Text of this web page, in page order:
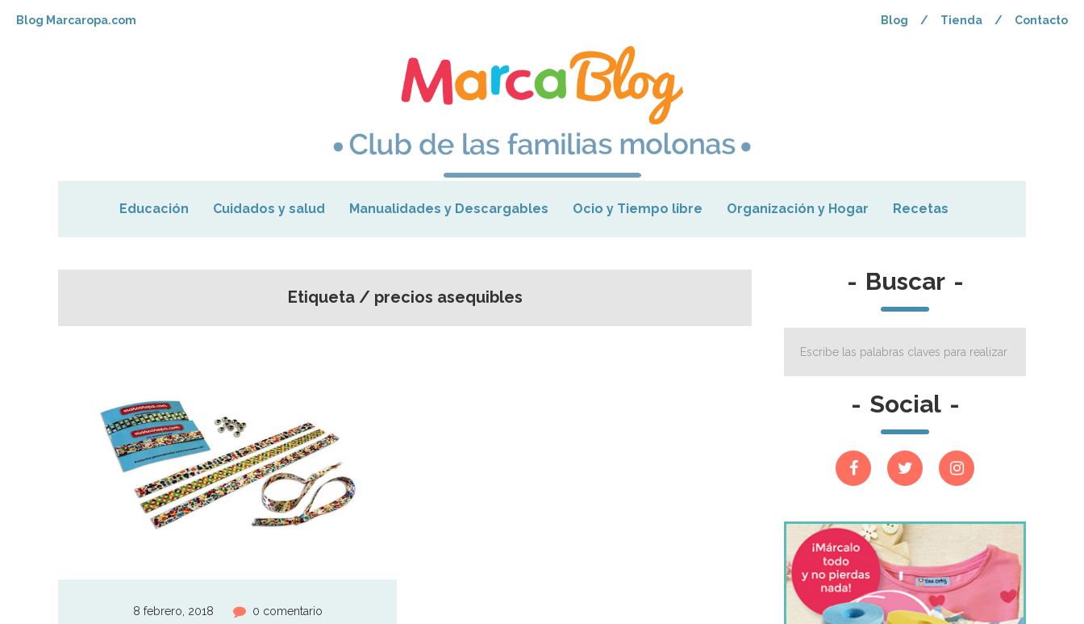
Blog Marcaropa.com Blog / Tienda / Contacto
Educación Cuidados y salud Manualidades y Descargables Ocio y Tiempo libre Organización y Hogar Recetas
Etiqueta / precios asequibles
8 febrero, 2018 0 comentario
- Buscar -
- Social -